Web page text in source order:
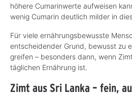
höhere Cumarinwerte aufweisen
wenig Cumarin deutlich milder in
Für viele ernährungsbewusste
entscheidender Grund, bewusst zu
greifen – besonders dann, wenn
täglichen Ernährung ist.
Zimt aus Sri Lanka – fein,